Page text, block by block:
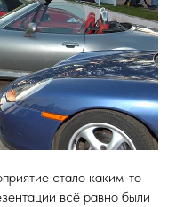
стало каким-то
всё равно были